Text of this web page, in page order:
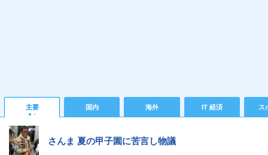
主要 国内 海外 IT 経済 ス
さんま 夏の甲子園に苦言し物議